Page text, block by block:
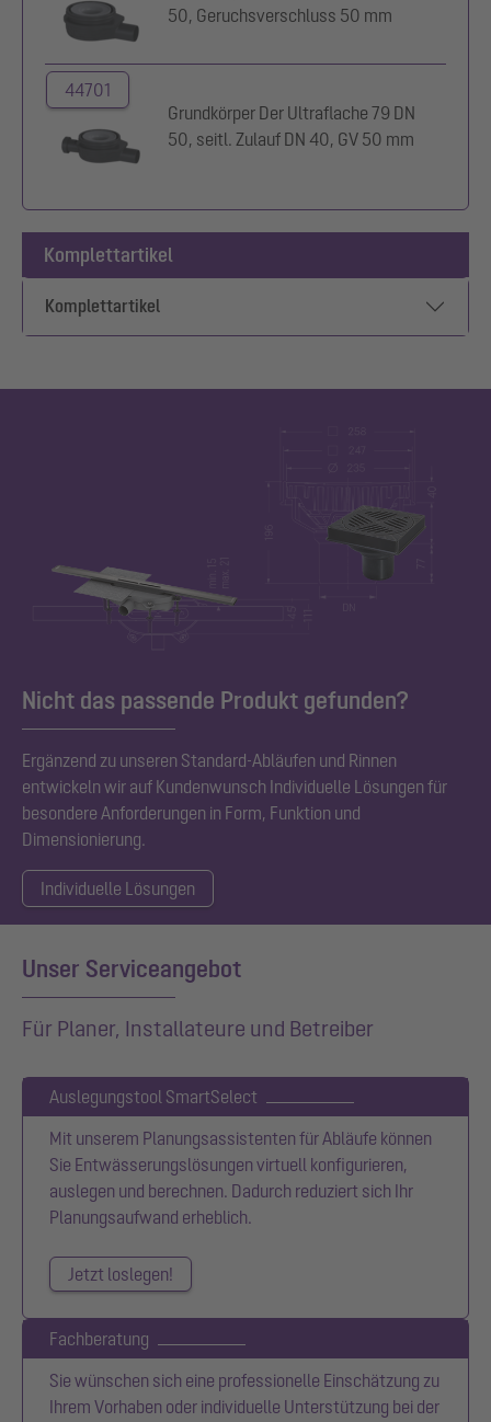
50, Geruchsverschluss 50 mm
44701
Grundkörper Der Ultraflache 79 DN
50, seitl. Zulauf DN 40, GV 50 mm
Komplettartikel
Komplettartikel
Nicht das passende Produkt gefunden?
Ergänzend zu unseren Standard-Abläufen und Rinnen
entwickeln wir auf Kundenwunsch Individuelle Lösungen für
besondere Anforderungen in Form, Funktion und
Dimensionierung.
Individuelle Lösungen
Unser Serviceangebot
Für Planer, Installateure und Betreiber
Auslegungstool SmartSelect
Mit unserem Planungsassistenten für Abläufe können
Sie Entwässerungslösungen virtuell konfigurieren,
auslegen und berechnen. Dadurch reduziert sich Ihr
Planungsaufwand erheblich.
Jetzt loslegen!
Fachberatung
Sie wünschen sich eine professionelle Einschätzung zu
Ihrem Vorhaben oder individuelle Unterstützung bei der